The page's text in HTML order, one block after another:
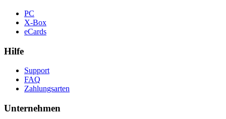
PC
X-Box
eCards
Hilfe
Support
FAQ
Zahlungsarten
Unternehmen